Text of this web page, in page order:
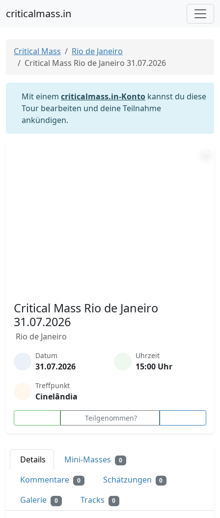
criticalmass.in
Critical Mass
Rio de Janeiro
Critical Mass Rio de Janeiro 31.07.2026
Mit einem criticalmass.in-Konto kannst du diese
Tour bearbeiten und deine Teilnahme
ankündigen.
Critical Mass Rio de Janeiro
31.07.2026
Rio de Janeiro
Datum
31.07.2026
Uhrzeit
15:00 Uhr
Treffpunkt
Cinelândia
Teilgenommen?
Details Mini-Masses 0
Kommentare 0 Schätzungen 0
Galerie 0 Tracks 0